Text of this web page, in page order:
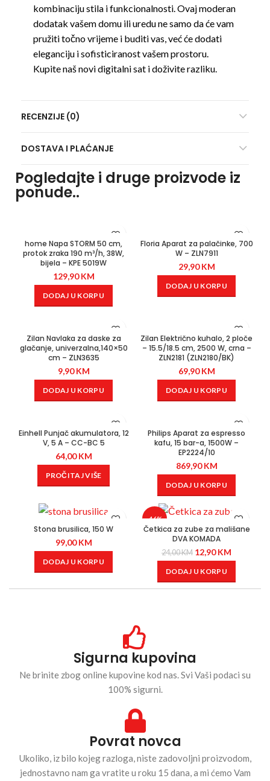
kombinaciju stila i funkcionalnosti. Ovaj moderan
dodatak vašem domu ili uredu ne samo da će vam
pružiti točno vrijeme i buditi vas, već će dodati
eleganciju i sofisticiranost vašem prostoru.
Kupite naš novi digitalni sat i doživite razliku.
RECENZIJE (0)
DOSTAVA I PLAĆANJE
Pogledajte i druge proizvode iz
ponude..
home Napa STORM 50 cm,
protok zraka 190 m³/h, 38W,
bijela – KPE 5019W
129,90KM
DODAJ U KORPU
Floria Aparat za palačinke, 700
W – ZLN7911
29,90KM
DODAJ U KORPU
Zilan Navlaka za daske za
glačanje, univerzalna,140×50
cm – ZLN3635
9,90KM
DODAJ U KORPU
Zilan Električno kuhalo, 2 ploče
– 15.5/18.5 cm, 2500 W, crna –
ZLN2181 (ZLN2180/BK)
69,90KM
DODAJ U KORPU
Einhell Punjač akumulatora, 12
V, 5 A – CC-BC 5
64,00KM
PROČITAJ VIŠE
Philips Aparat za espresso
kafu, 15 bar-a, 1500W –
EP2224/10
869,90KM
DODAJ U KORPU
Stona brusilica, 150 W
99,00KM
DODAJ U KORPU
-46%
Četkica za zube za mališane
DVA KOMADA
24,00KM 12,90KM
DODAJ U KORPU
Sigurna kupovina
Ne brinite zbog online kupovine kod nas. Svi Vaši podaci su
100% sigurni.
Povrat novca
Ukoliko, iz bilo kojeg razloga, niste zadovoljni proizvodom,
jednostavno nam ga vratite u roku 15 dana, a mi ćemo Vam